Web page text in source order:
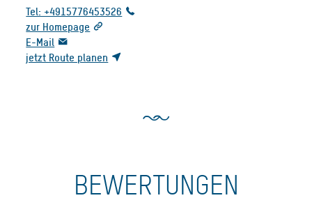
Tel: +4915776453526
zur Homepage
E-Mail
jetzt Route planen
BEWERTUNGEN